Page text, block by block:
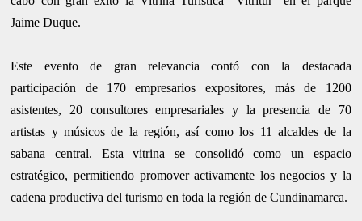
Jaime Duque.
Este evento de gran relevancia contó con la destacada
participación de 170 empresarios expositores, más de 1200
asistentes, 20 consultores empresariales y la presencia de 70
artistas y músicos de la región, así como los 11 alcaldes de la
sabana central. Esta vitrina se consolidó como un espacio
estratégico, permitiendo promover activamente los negocios y la
cadena productiva del turismo en toda la región de Cundinamarca.